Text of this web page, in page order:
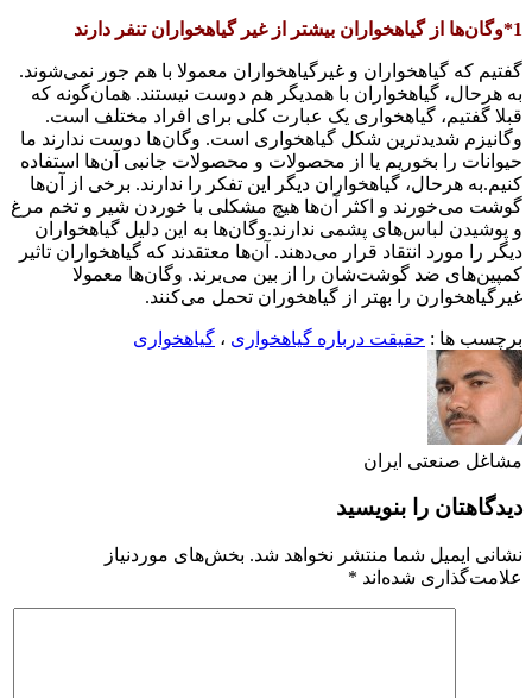
1*وگان‌ها از گیاهخواران بیشتر از غیر گیاهخواران تنفر دارند
گفتیم که گیاهخواران و غیرگیاهخواران معمولا با هم جور نمی‌شوند.
به هرحال، گیاهخواران با همدیگر هم دوست نیستند. همان‌گونه که
قبلا گفتیم، گیاهخواری یک عبارت کلی برای افراد مختلف است.
وگانیزم شدیدترین شکل گیاهخواری است. وگان‌ها دوست ندارند ما
حیوانات را بخوریم یا از محصولات و محصولات جانبی آن‌ها استفاده
کنیم.به هرحال، گیاهخواران دیگر این تفکر را ندارند. برخی از آن‌ها
گوشت می‌خورند و اکثر آن‌ها هیچ مشکلی با خوردن شیر و تخم مرغ
و پوشیدن لباس‌های پشمی ندارند.وگان‌ها به این دلیل گیاهخواران
دیگر را مورد انتقاد قرار می‌دهند. آن‌ها معتقدند که گیاهخواران تاثیر
کمپین‌های ضد گوشت‌شان را از بین می‌برند. وگان‌ها معمولا
غیرگیاهخوارن را بهتر از گیاهخوران تحمل می‌کنند.
برچسب ها : حقیقت درباره گیاهخواری ، گیاهخواری
مشاغل صنعتی ایران
دیدگاهتان را بنویسید
نشانی ایمیل شما منتشر نخواهد شد. بخش‌های موردنیاز
علامت‌گذاری شده‌اند *